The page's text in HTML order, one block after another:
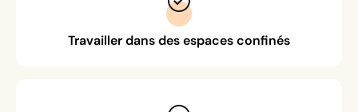
Travailler dans des espaces confinés